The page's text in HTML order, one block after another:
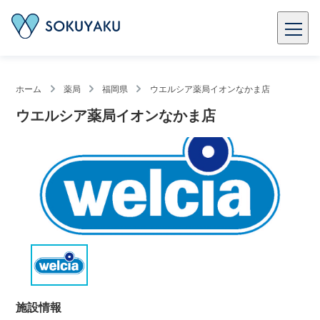
ホーム 薬局 福岡県 ウエルシア薬局イオンなかま店
ウエルシア薬局イオンなかま店
施設情報